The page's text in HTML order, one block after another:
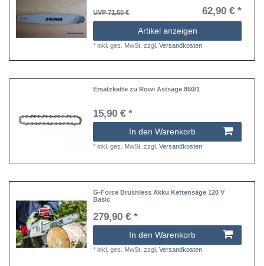
UVP 71,50 € 62,90 € *
Artikel anzeigen
*inkl. ges. MwSt. zzgl.Versandkosten
Ersatzkette zu Rowi Astsäge 850/1
15,90 € *
In den Warenkorb
*inkl. ges. MwSt. zzgl.Versandkosten
G-Force Brushless Akku Kettensäge 120 V
Basic
279,90 € *
In den Warenkorb
*inkl. ges. MwSt. zzgl.Versandkosten